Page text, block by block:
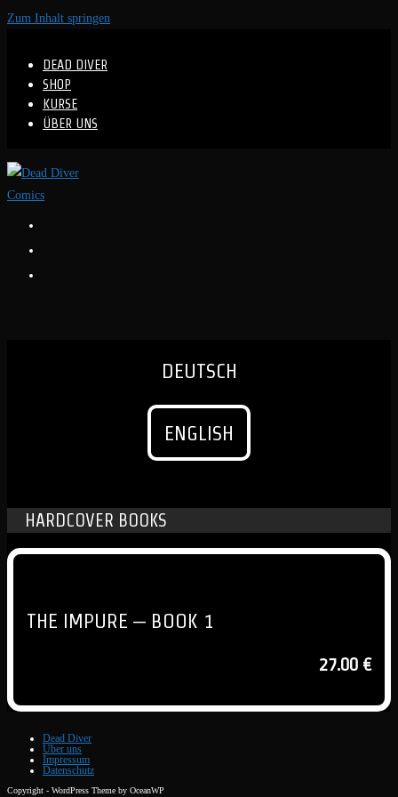
Zum Inhalt springen
DEAD DIVER
SHOP
KURSE
ÜBER UNS
DEUTSCH
ENGLISH
HARDCOVER BOOKS
THE IMPURE – BOOK 1
27.00 €
Dead Diver
Über uns
Impressum
Datenschutz
Copyright - WordPress Theme by OceanWP